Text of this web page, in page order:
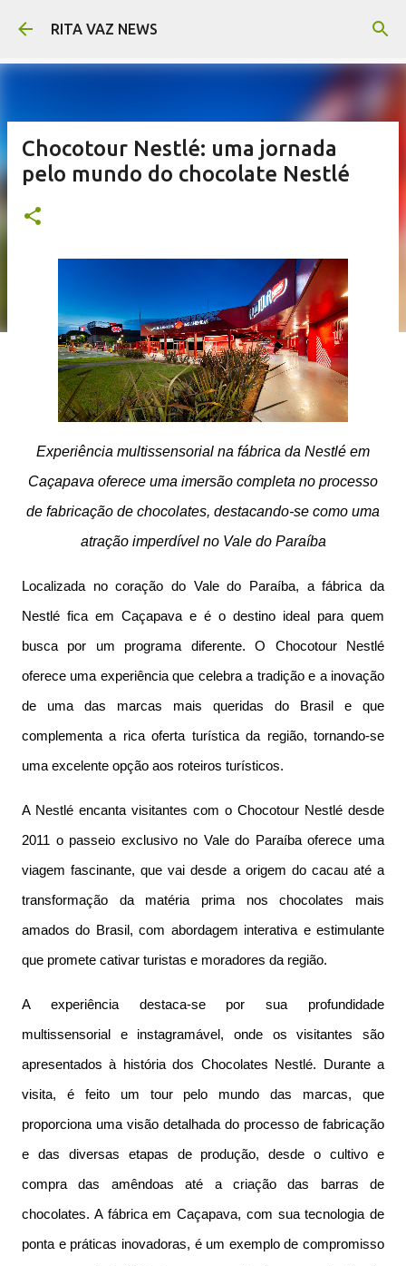
Pular para o conteúdo principal
RITA VAZ NEWS
Chocotour Nestlé: uma jornada
pelo mundo do chocolate Nestlé
Experiência multissensorial na fábrica da Nestlé em
Caçapava oferece uma imersão completa no processo
de fabricação de chocolates, destacando-se como uma
atração imperdível no Vale do Paraíba
Localizada no coração do Vale do Paraíba, a fábrica da
Nestlé fica em Caçapava e é o destino ideal para quem
busca por um programa diferente. O Chocotour Nestlé
oferece uma experiência que celebra a tradição e a inovação
de uma das marcas mais queridas do Brasil e que
complementa a rica oferta turística da região, tornando-se
uma excelente opção aos roteiros turísticos.
A Nestlé encanta visitantes com o Chocotour Nestlé desde
2011 o passeio exclusivo no Vale do Paraíba oferece uma
viagem fascinante, que vai desde a origem do cacau até a
transformação da matéria prima nos chocolates mais
amados do Brasil, com abordagem interativa e estimulante
que promete cativar turistas e moradores da região.
A experiência destaca-se por sua profundidade
multissensorial e instagramável, onde os visitantes são
apresentados à história dos Chocolates Nestlé. Durante a
visita, é feito um tour pelo mundo das marcas, que
proporciona uma visão detalhada do processo de fabricação
e das diversas etapas de produção, desde o cultivo e
compra das amêndoas até a criação das barras de
chocolates. A fábrica em Caçapava, com sua tecnologia de
ponta e práticas inovadoras, é um exemplo de compromisso